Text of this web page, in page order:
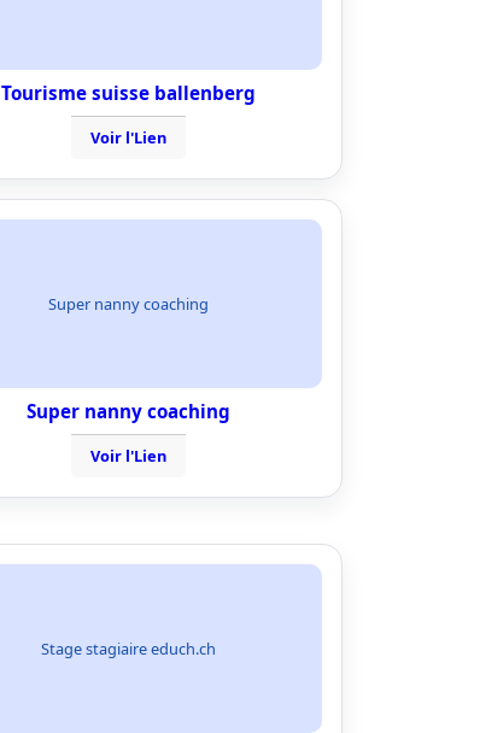
Tourisme suisse ballenberg
Voir l'Lien
Super nanny coaching
Super nanny coaching
Voir l'Lien
Stage stagiaire educh.ch